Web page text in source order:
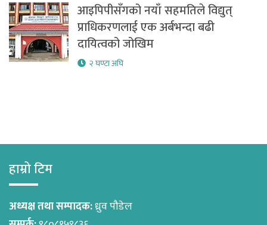
आइपिपीसँगको नयाँ सहमतिले विद्युत्
प्राधिकरणलाई एक अर्बभन्दा बढी
दायित्वको जोखिम
२ घण्टा अघि
हाम्रो टिम
अध्यक्ष तथा सम्पादक:ध्रुव पौडेल